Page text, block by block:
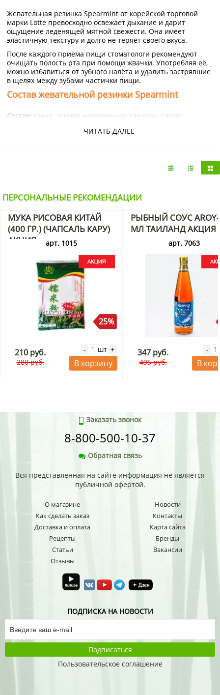
ЧИТАТЬ ДАЛЕЕ
Жевательная резинка Spearmint от корейской торговой
марки Lotte превосходно освежает дыхание и дарит
ощущение леденящей мятной свежести. Она имеет
эластичную текстуру и долго не теряет своего вкуса.
После каждого приёма пищи стоматологи рекомендуют
очищать полость рта при помощи жвачки. Употребляя её,
можно избавиться от зубного налёта и удалить застрявшие
в щелях между зубами частички пищи.
Состав жевательной резинки Spearmint
Состав: сахар, основа жевательная, глюкоза, сироп
ПЕРСОНАЛЬНЫЕ РЕКОМЕНДАЦИИ
МУКА РИСОВАЯ КИТАЙ
(400 ГР.) (ЧАПСАЛЬ КАРУ)
АКЦИЯ
арт. 1015
25%
210 руб.
280 руб.
- шт +
В корзину
РЫБНЫЙ СОУС AROY-
МЛ ТАИЛАНД АКЦИЯ
арт. 7063
347 руб.
495 руб.
-
В
Заказать звонок
8-800-500-10-37
Обратная связь
Вся представленная на сайте информация не является
публичной офертой.
О магазине
Как сделать заказ
Доставка и оплата
Рецепты
Статьи
Отзывы
Новости
Контакты
Карта сайта
Бренды
Вакансии
ПОДПИСКА НА НОВОСТИ
Подписаться
Пользовательское соглашение